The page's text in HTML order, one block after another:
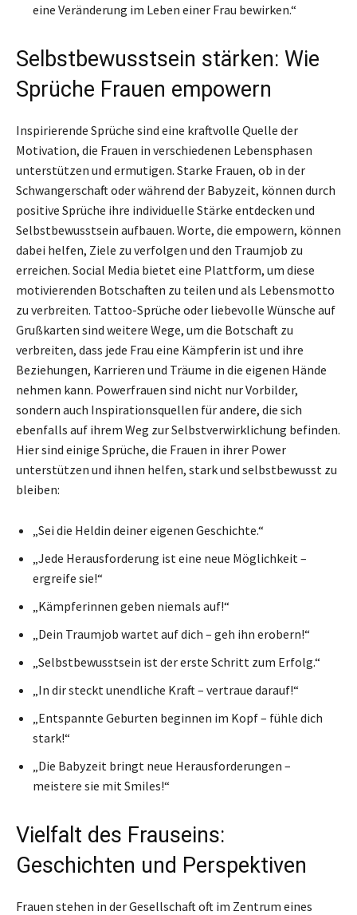
eine Veränderung im Leben einer Frau bewirken.“
Selbstbewusstsein stärken: Wie
Sprüche Frauen empowern
Inspirierende Sprüche sind eine kraftvolle Quelle der
Motivation, die Frauen in verschiedenen Lebensphasen
unterstützen und ermutigen. Starke Frauen, ob in der
Schwangerschaft oder während der Babyzeit, können durch
positive Sprüche ihre individuelle Stärke entdecken und
Selbstbewusstsein aufbauen. Worte, die empowern, können
dabei helfen, Ziele zu verfolgen und den Traumjob zu
erreichen. Social Media bietet eine Plattform, um diese
motivierenden Botschaften zu teilen und als Lebensmotto
zu verbreiten. Tattoo-Sprüche oder liebevolle Wünsche auf
Grußkarten sind weitere Wege, um die Botschaft zu
verbreiten, dass jede Frau eine Kämpferin ist und ihre
Beziehungen, Karrieren und Träume in die eigenen Hände
nehmen kann. Powerfrauen sind nicht nur Vorbilder,
sondern auch Inspirationsquellen für andere, die sich
ebenfalls auf ihrem Weg zur Selbstverwirklichung befinden.
Hier sind einige Sprüche, die Frauen in ihrer Power
unterstützen und ihnen helfen, stark und selbstbewusst zu
bleiben:
„Sei die Heldin deiner eigenen Geschichte.“
„Jede Herausforderung ist eine neue Möglichkeit –
ergreife sie!“
„Kämpferinnen geben niemals auf!“
„Dein Traumjob wartet auf dich – geh ihn erobern!“
„Selbstbewusstsein ist der erste Schritt zum Erfolg.“
„In dir steckt unendliche Kraft – vertraue darauf!“
„Entspannte Geburten beginnen im Kopf – fühle dich
stark!“
„Die Babyzeit bringt neue Herausforderungen –
meistere sie mit Smiles!“
Vielfalt des Frauseins:
Geschichten und Perspektiven
Frauen stehen in der Gesellschaft oft im Zentrum eines